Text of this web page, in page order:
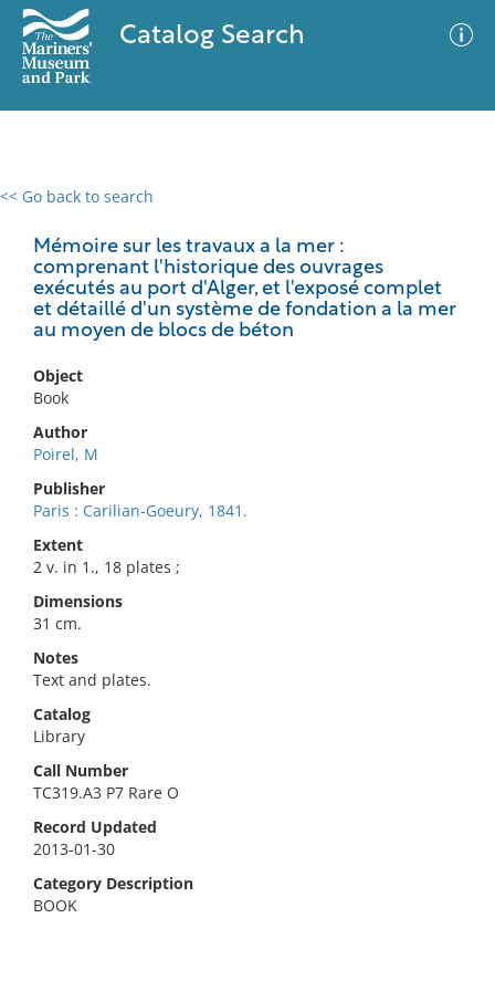
Catalog Search
<< Go back to search
Mémoire sur les travaux a la mer :
comprenant l'historique des ouvrages
exécutés au port d'Alger, et l'exposé complet
et détaillé d'un système de fondation a la mer
au moyen de blocs de béton
Object
Book
Author
Poirel, M
Publisher
Paris : Carilian-Goeury, 1841.
Extent
2 v. in 1., 18 plates ;
Dimensions
31 cm.
Notes
Text and plates.
Catalog
Library
Call Number
TC319.A3 P7 Rare O
Record Updated
2013-01-30
Category Description
BOOK
0 results
No results meet your criteria